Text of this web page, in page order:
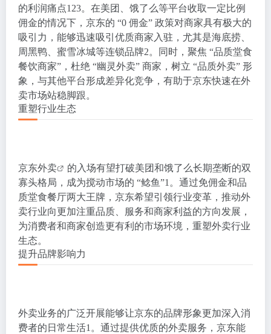
的利润痛点1 23。在美团、饿了么等平台收取一定比例
佣金的情况下，京东的 “0 佣金” 政策对商家具有极大的
吸引力，能够迅速吸引优质商家入驻，尤其是海底捞、
周黑鸭、蜜雪冰城等连锁品牌2。同时，聚焦 “品质堂食
餐饮商家”，杜绝 “幽灵外卖” 商家，树立 “品质外卖” 形
象，与其他平台形成差异化竞争，有助于京东快速在外
卖市场站稳脚跟。
重塑行业生态
京东外卖
的入场有望打破美团和饿了么长期垄断的双
寡头格局，成为搅动市场的 “鲶鱼”1 。通过免佣金和品
质堂食餐厅两大王牌，京东希望引领行业变革，推动外
卖行业向更加注重品质、服务和商家利益的方向发展，
为消费者和商家创造更有利的市场环境，重塑外卖行业
生态。
提升品牌影响力
外卖业务的广泛开展能够让京东的品牌形象更加深入消
费者的日常生活1 。通过提供优质的外卖服务，京东能